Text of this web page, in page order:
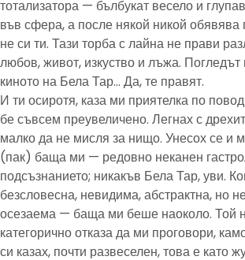
тотализатора — бълбукат весело и
във сфера, а после някой никой обявява
не си ти. Тази торба с лайна не прави
любов, живот, изкуство и лъжа.
киното на Бела Тар… Да, те правят.
И ти осиротя, каза ми приятелка по
бе съвсем преувеличено. Легнах с
малко да не мисля за нищо. Унесох се и
(пак) баща ми — редовно неканен
подсъзнанието; никакъв Бела Тар, уви.
безсловесна, невидима, абстрактна, но
осезаема — баща ми беше наоколо. Той
категорично отказа да ми проговори,
си казах, почти развеселен, това е като